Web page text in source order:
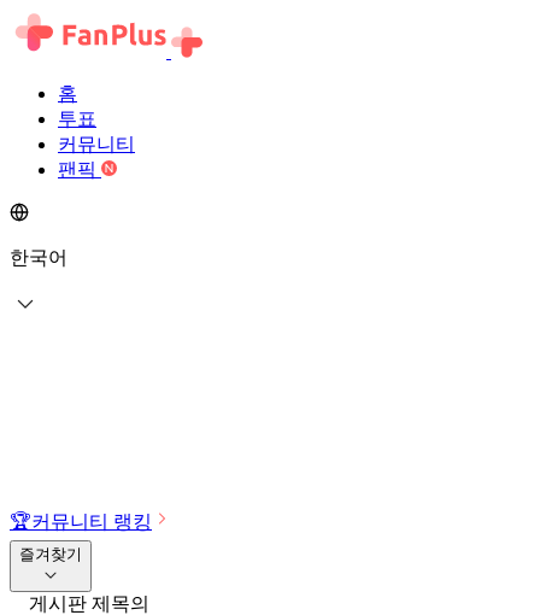
홈
투표
커뮤니티
팬픽
한국어
🏆커뮤니티 랭킹
즐겨찾기
게시판 제목의